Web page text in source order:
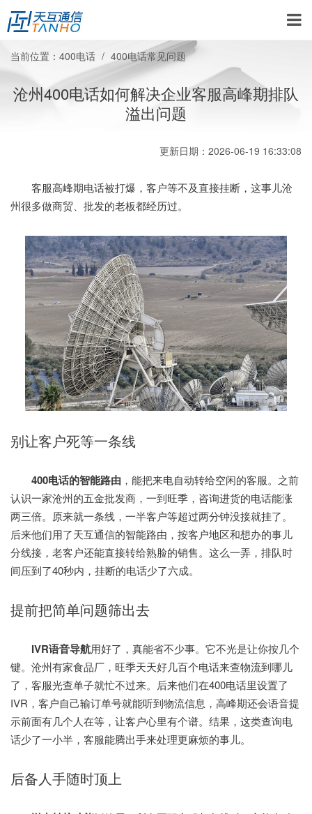
当前位置： 400电话 400电话常见问题
沧州400电话如何解决企业客服高峰期排队
溢出问题
更新日期：2026-06-19 16:33:08
客服高峰期电话被打爆，客户等不及直接挂断，这事儿沧
州很多做商贸、批发的老板都经历过。
别让客户死等一条线
400电话的智能路由 ，能把来电自动转给空闲的客服。之前
认识一家沧州的五金批发商，一到旺季，咨询进货的电话能涨
两三倍。原来就一条线，一半客户等超过两分钟没接就挂了。
后来他们用了天互通信的智能路由，按客户地区和想办的事儿
分线接，老客户还能直接转给熟脸的销售。这么一弄，排队时
间压到了40秒内，挂断的电话少了六成。
提前把简单问题筛出去
IVR语音导航用好了，真能省不少事。它不光是让你按几个
键。沧州有家食品厂，旺季天天好几百个电话来查物流到哪儿
了，客服光查单子就忙不过来。后来他们在400电话里设置了
IVR，客户自己输订单号就能听到物流信息，高峰期还会语音提
示前面有几个人在等，让客户心里有个谱。结果，这类查询电
话少了一小半，客服能腾出手来处理更麻烦的事儿。
后备人手随时顶上